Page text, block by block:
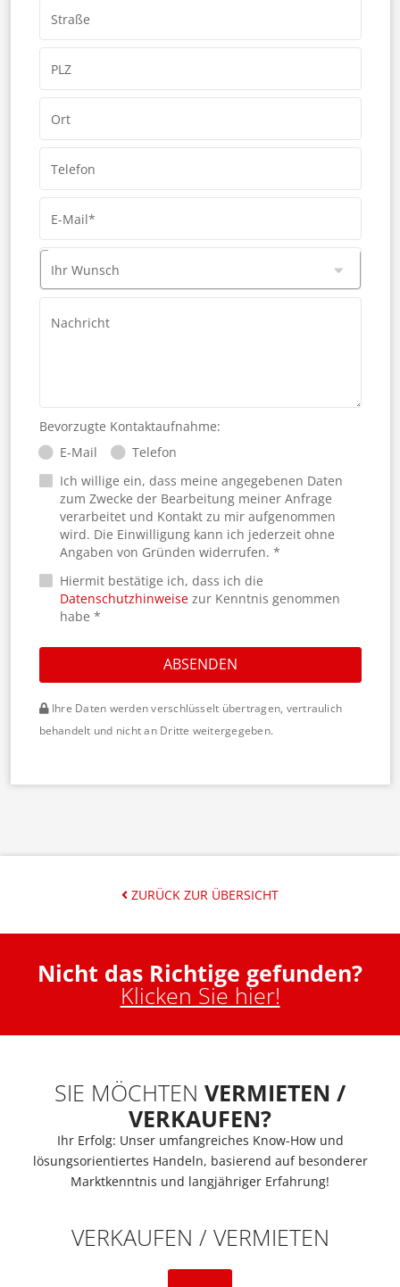
Straße
PLZ
Ort
Telefon
E-Mail*
Ihr Wunsch
Nachricht
Bevorzugte Kontaktaufnahme:
E-Mail
Telefon
Ich willige ein, dass meine angegebenen Daten
zum Zwecke der Bearbeitung meiner Anfrage
verarbeitet und Kontakt zu mir aufgenommen
wird. Die Einwilligung kann ich jederzeit ohne
Angaben von Gründen widerrufen. *
Hiermit bestätige ich, dass ich die
Datenschutzhinweisezur Kenntnis genommen
habe *
ABSENDEN
Ihre Daten werden verschlüsselt übertragen, vertraulich
behandelt und nicht an Dritte weitergegeben.
ZURÜCK ZUR ÜBERSICHT
Nicht das Richtige gefunden?
Klicken Sie hier!
SIE MÖCHTEN VERMIETEN /
VERKAUFEN?
Ihr Erfolg: Unser umfangreiches Know-How und
lösungsorientiertes Handeln, basierend auf besonderer
Marktkenntnis und langjähriger Erfahrung!
VERKAUFEN / VERMIETEN